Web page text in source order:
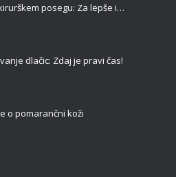
Nega brazgotin po kirurškem posegu: Za lepše in hitrejše celjenje
dlačic: Zdaj je pravi čas!
o pomarančni koži